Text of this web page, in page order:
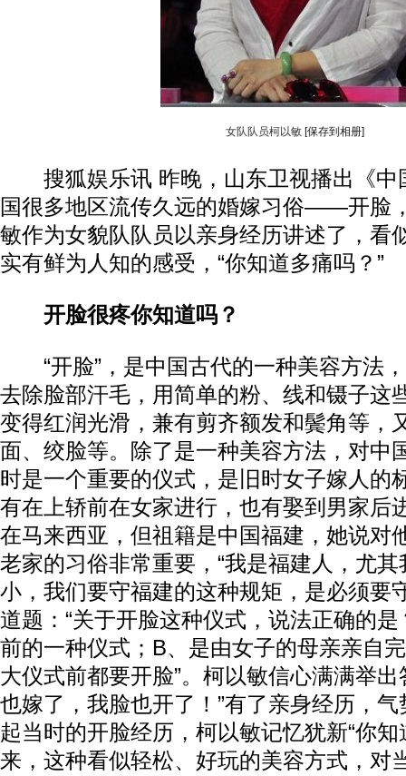
女队队员柯以敏 [保存到相册]
搜狐娱乐讯 昨晚，山东卫视播出《中
国很多地区流传久远的婚嫁习俗——开脸
敏作为女貌队队员以亲身经历讲述了，看
实有鲜为人知的感受，“你知道多痛吗？”
开脸很疼你知道吗？
“开脸”，是中国古代的一种美容方法
去除脸部汗毛，用简单的粉、线和镊子这
变得红润光滑，兼有剪齐额发和鬓角等，
面、绞脸等。除了是一种美容方法，对中
时是一个重要的仪式，是旧时女子嫁人的
有在上轿前在女家进行，也有娶到男家后
在马来西亚，但祖籍是中国福建，她说对
老家的习俗非常重要，“我是福建人，尤
小，我们要守福建的这种规矩，是必须要
道题：“关于开脸这种仪式，说法正确的
前的一种仪式；B、是由女子的母亲亲自
大仪式前都要开脸”。柯以敏信心满满举出
也嫁了，我脸也开了！”有了亲身经历，
起当时的开脸经历，柯以敏记忆犹新“你知
来，这种看似轻松、好玩的美容方式，对